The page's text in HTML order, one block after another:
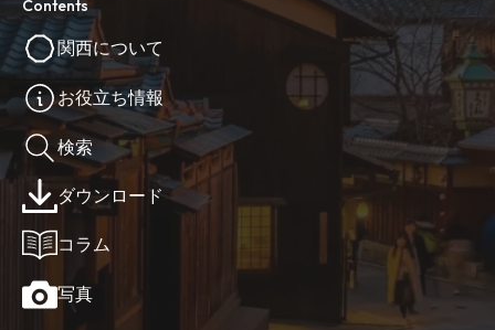
Contents
関西について
お役立ち情報
検索
ダウンロード
コラム
写真